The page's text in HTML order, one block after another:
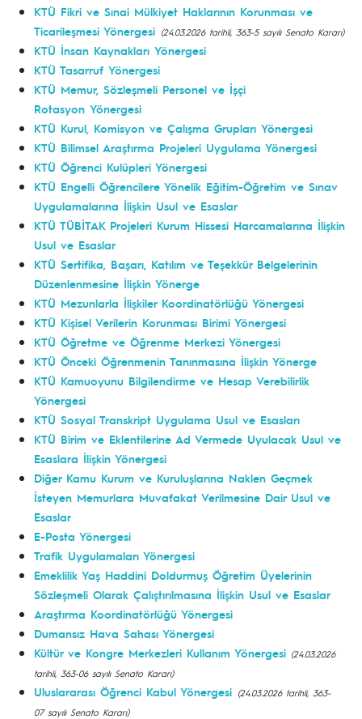
KTÜ Fikri ve Sınai Mülkiyet Haklarının Korunması ve
Ticarileşmesi Yönergesi (24.03.2026 tarihli, 363-5 sayılı Senato Kararı)
KTÜ İnsan Kaynakları Yönergesi
KTÜ Tasarruf Yönergesi
KTÜ Memur, Sözleşmeli Personel ve İşçi
Rotasyon Yönergesi
KTÜ Kurul, Komisyon ve Çalışma Grupları Yönergesi
KTÜ Bilimsel Araştırma Projeleri Uygulama Yönergesi
KTÜ Öğrenci Kulüpleri Yönergesi
KTÜ Engelli Öğrencilere Yönelik Eğitim-Öğretim ve Sınav
Uygulamalarına İlişkin Usul ve Esaslar
KTÜ TÜBİTAK Projeleri Kurum Hissesi Harcamalarına İlişkin
Usul ve Esaslar
KTÜ Sertifika, Başarı, Katılım ve Teşekkür Belgelerinin
Düzenlenmesine İlişkin Yönerge
KTÜ Mezunlarla İlişkiler Koordinatörlüğü Yönergesi
KTÜ Kişisel Verilerin Korunması Birimi Yönergesi
KTÜ Öğretme ve Öğrenme Merkezi Yönergesi
KTÜ Önceki Öğrenmenin Tanınmasına İlişkin Yönerge
KTÜ Kamuoyunu Bilgilendirme ve Hesap Verebilirlik
Yönergesi
KTÜ Sosyal Transkript Uygulama Usul ve Esasları
KTÜ Birim ve Eklentilerine Ad Vermede Uyulacak Usul ve
Esaslara İlişkin Yönergesi
Diğer Kamu Kurum ve Kuruluşlarına Naklen Geçmek
İsteyen Memurlara Muvafakat Verilmesine Dair Usul ve
Esaslar
E-Posta Yönergesi
Trafik Uygulamaları Yönergesi
Emeklilik Yaş Haddini Doldurmuş Öğretim Üyelerinin
Sözleşmeli Olarak Çalıştırılmasına İlişkin Usul ve Esaslar
Araştırma Koordinatörlüğü Yönergesi
Dumansız Hava Sahası Yönergesi
Kültür ve Kongre Merkezleri Kullanım Yönergesi (24.03.2026
tarihli, 363-06 sayılı Senato Kararı)
Uluslararası Öğrenci Kabul Yönergesi (24.03.2026 tarihli, 363-
07 sayılı Senato Kararı)